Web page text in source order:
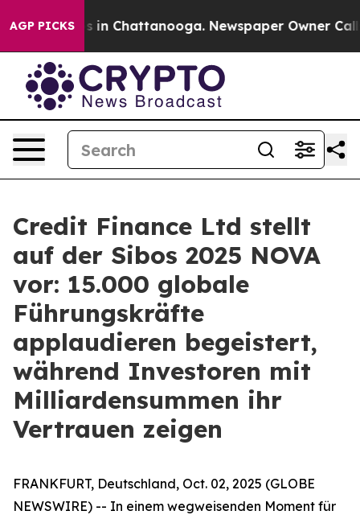
AGP PICKS
Chaos in Chattanooga. Newspaper Owner
Credit Finance Ltd stellt
auf der Sibos 2025 NOVA
vor: 15.000 globale
Führungskräfte
applaudieren begeistert,
während Investoren mit
Milliardensummen ihr
Vertrauen zeigen
FRANKFURT, Deutschland, Oct. 02, 2025 (GLOBE
NEWSWIRE) -- In einem wegweisenden Moment für